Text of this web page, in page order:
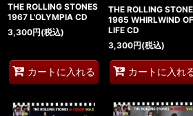
THE ROLLING STONES
1967 L'OLYMPIA CD
3,300円(税込)
カートに入れる
THE ROLLING
1965 WHIRLWIND OF
LIFE CD
3,300円(税込)
カートに入れ